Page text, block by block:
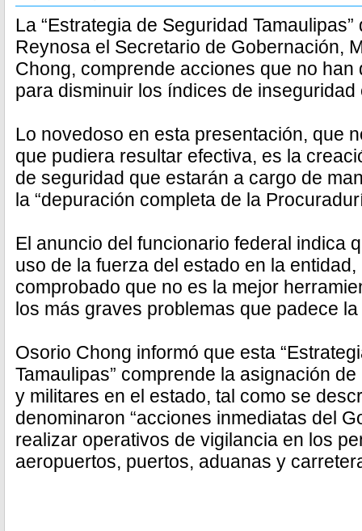
La “Estrategia de Seguridad
Reynosa el Secretario de Gobernación,
Chong, comprende acciones que no
para disminuir los índices de inseguridad
Lo novedoso en esta presentación, que
que pudiera resultar efectiva, es la
de seguridad que estarán a cargo de
la “depuración completa de la
El anuncio del funcionario federal indica
uso de la fuerza del estado en la
comprobado que no es la mejor
los más graves problemas que padece
Osorio Chong informó que esta
Tamaulipas” comprende la asignación
y militares en el estado, tal como se
denominaron “acciones inmediatas del
realizar operativos de vigilancia en los
aeropuertos, puertos, aduanas y